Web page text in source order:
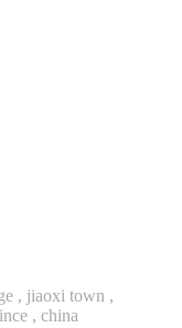
, jiaoxi town ,
, china